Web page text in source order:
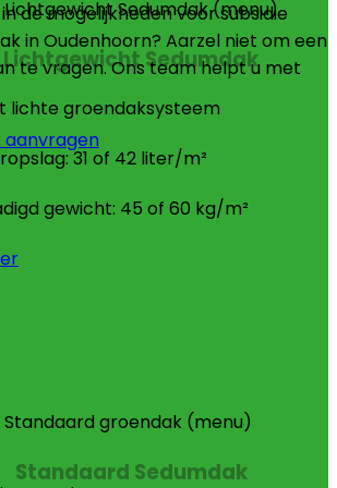
Lichtgewicht Sedumdak
lichte groendaksysteem
31 of 42 liter/m²
gewicht: 45 of 60 kg/m²
Standaard Sedumdak
de mogelijkheden voor subsidie
in Oudenhoorn? Aarzel niet om een
te vragen. Ons team helpt u met
aanvragen